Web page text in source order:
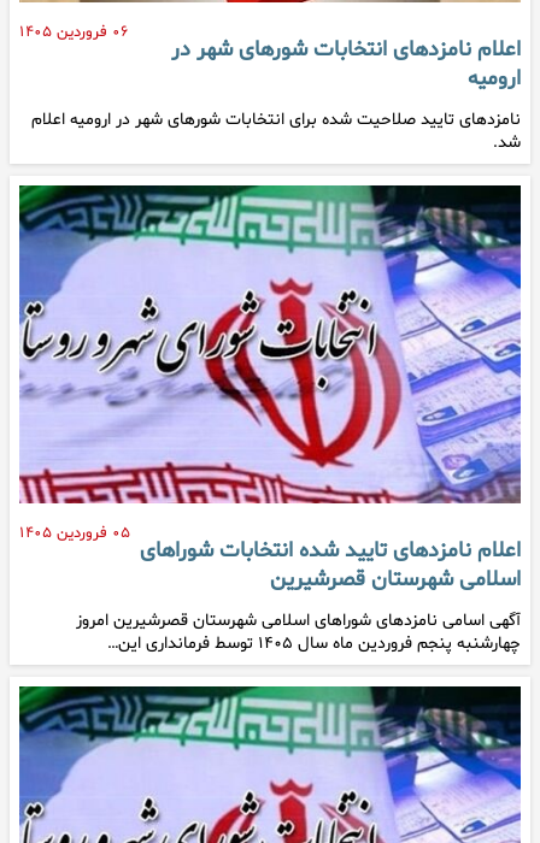
۰۶ فروردین ۱۴۰۵
اعلام نامزدهای انتخابات شورهای شهر در
ارومیه
نامزدهای تایید صلاحیت شده برای انتخابات شورهای شهر در ارومیه اعلام
شد.
۰۵ فروردین ۱۴۰۵
اعلام نامزدهای تایید شده انتخابات شوراهای
اسلامی شهرستان قصرشیرین
آگهی اسامی نامزدهای شوراهای اسلامی شهرستان قصرشیرین امروز
چهارشنبه پنجم فروردین ماه سال ۱۴۰۵ توسط فرمانداری این…